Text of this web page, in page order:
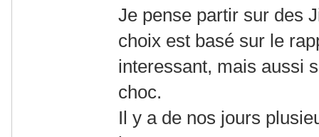
Je pense partir sur des
choix est basé sur le
interessant, mais aussi
choc.
Il y a de nos jours